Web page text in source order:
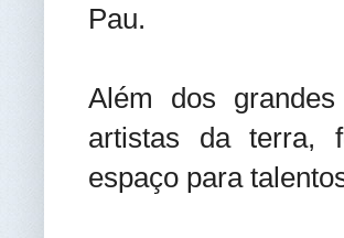
Pau.
Além dos
artistas da terra,
espaço para